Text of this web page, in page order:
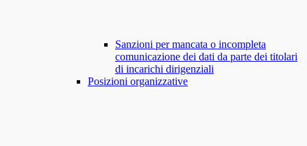
Sanzioni per mancata o incompleta
comunicazione dei dati da parte dei titolari
di incarichi dirigenziali
Posizioni organizzative